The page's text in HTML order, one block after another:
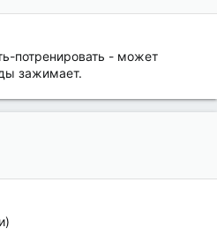
потренировать - может
зажимает.